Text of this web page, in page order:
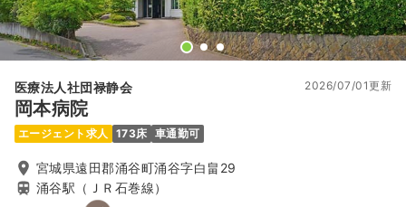
医療法人社団禄静会
岡本病院
2026/07/01更新
エージェント求人 173床 車通勤可
宮城県遠田郡涌谷町涌谷字白畠29
涌谷駅（ＪＲ石巻線）